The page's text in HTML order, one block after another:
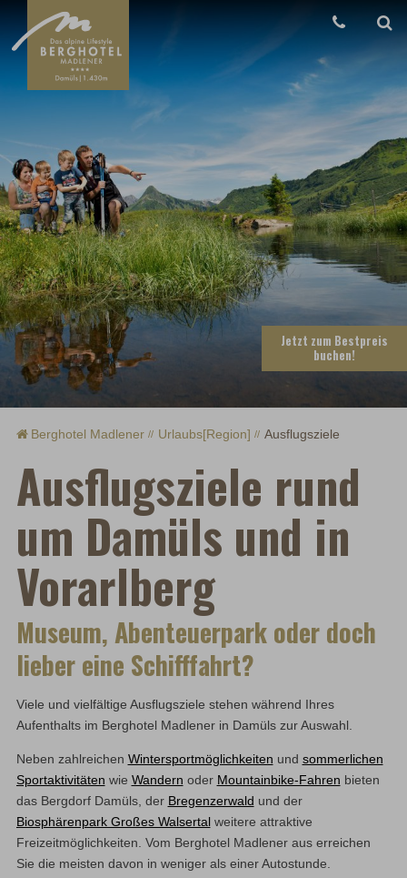
Jetzt zum Bestpreis
buchen!
Berghotel Madlener Urlaubs[Region] Ausflugsziele
Ausflugsziele rund
um Damüls und in
Vorarlberg
Museum, Abenteuerpark oder doch
lieber eine Schifffahrt?
Viele und vielfältige Ausflugsziele stehen während Ihres
Aufenthalts im Berghotel Madlener in Damüls zur Auswahl.
Neben zahlreichen Wintersportmöglichkeiten und sommerlichen
Sportaktivitäten wie Wandern oder Mountainbike-Fahren bieten
das Bergdorf Damüls, der Bregenzerwald und der
Biosphärenpark Großes Walsertalweitere attraktive
Freizeitmöglichkeiten. Vom Berghotel Madlener aus erreichen
Sie die meisten davon in weniger als einer Autostunde.